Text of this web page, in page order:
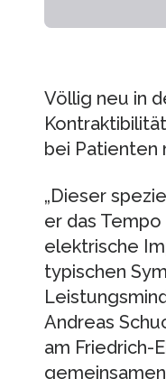
Völlig neu in
bei Patienten
„Dieser
er das
elektrische
typischen
Andreas
am Friedrich-